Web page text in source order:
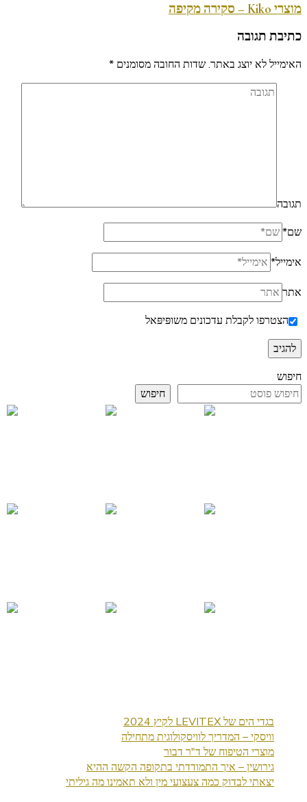
מוצרי Kiko – סקירה מקיפה
כתיבת תגובה
האימייל לא יוצג באתר.שדות החובה מסומנים *
תגובה
שם*
אימייל*
אתר
הצטרפו לקבלת עדכונים משופּיפּאל
חיפוש
חיפוש
בגדי הים של LEVITEX לקיץ 2024
וויסקי – המדריך לוויסקולוגית מתחילה
מוצרי הטיפוח של ד"ר דבור
גירושין – איך התמודדתי בתקופה הקשה ההיא
יצאתי לבדוק כמה צעצועי מין ולא תאמינו מה גיליתי